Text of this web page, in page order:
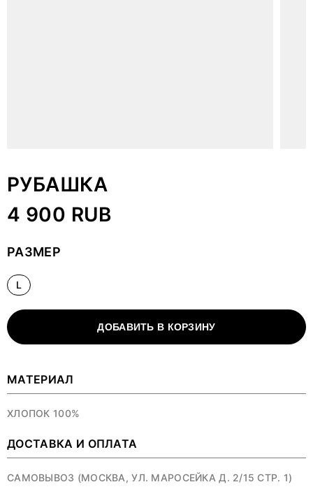
РУБАШКА
4 900 RUB
РАЗМЕР
L
ДОБАВИТЬ В КОРЗИНУ
МАТЕРИАЛ
ХЛОПОК 100%
ДОСТАВКА И ОПЛАТА
САМОВЫВОЗ (МОСКВА, УЛ. МАРОСЕЙКА Д. 2/15 СТР. 1)